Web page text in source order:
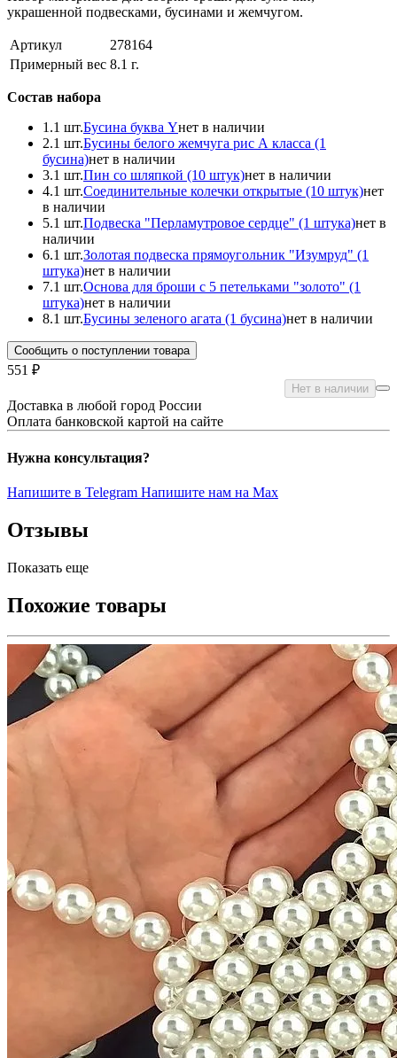
украшенной подвесками, бусинами и жемчугом.
Артикул
278164
Примерный вес 8.1 г.
Состав набора
1.1 шт.Бусина буква Yнет в наличии
2.1 шт.Бусины белого жемчyгa рис А класса (1
бусина)нет в наличии
3.1 шт.Пин со шляпкой (10 штук)нет в наличии
4.1 шт.Соединительные колечки открытые (10 штук)нет
в наличии
5.1 шт.Подвеска "Перламутровое сердце" (1 штука)нет в
наличии
6.1 шт.Золотая подвеска прямоугольник "Изумруд" (1
штука)нет в наличии
7.1 шт.Основа для броши с 5 петельками "золото" (1
штука)нет в наличии
8.1 шт.Бусины зеленого агата (1 бусина)нет в наличии
Сообщить о поступлении товара
551 ₽
Нет в наличии
Доставка в любой город России
Оплата банковской картой на сайте
Нужна консультация?
Напишите в Telegram Напишите нам на Max
Отзывы
Показать еще
Похожие товары